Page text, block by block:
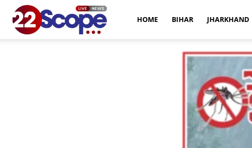
HOME BIHAR JHARKHAND